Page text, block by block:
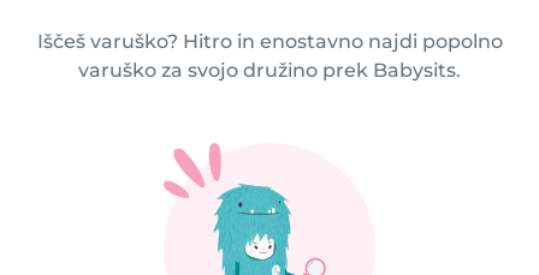
Iščeš varuško? Hitro in enostavno najdi popolno
varuško za svojo družino prek Babysits.